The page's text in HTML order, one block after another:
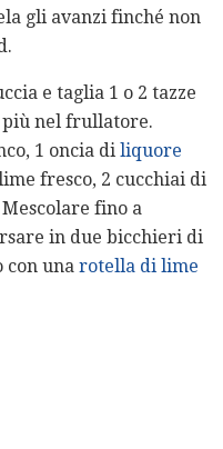
gli avanzi finché non
e taglia 1 o 2 tazze
più nel frullatore.
1 oncia di liquore
fresco, 2 cucchiai di
fino a
in due bicchieri di
con una rotella di lime